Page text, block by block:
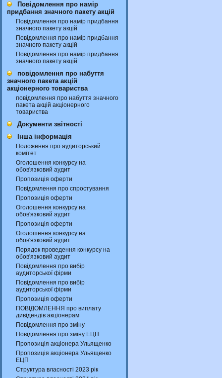
Повідомлення про намір
придбання значного пакету акцій
Повідомлення про намір придбання
значного пакету акцій
Повідомлення про намір придбання
значного пакету акцій
Повідомлення про намір придбання
значного пакету акцій
повідомлення про набуття
значного пакета акцій
акціонерного товариства
повідомлення про набуття значного
пакета акцій акціонерного
товариства
Документи звітності
Інша інформація
Положення про аудиторський
комітет
Оголошення конкурсу на
обов'язковий аудит
Пропозиція оферти
Повідомлення про спростування
Пропозиція оферти
Оголошення конкурсу на
обов'язковий аудит
Пропозиція оферти
Оголошення конкурсу на
обов'язковий аудит
Порядок проведення конкурсу на
обов'язковий аудит
Повідомлення про вибір
аудиторської фірми
Повідомлення про вибір
аудиторської фірми
Пропозиція оферти
ПОВІДОМЛЕННЯ про виплату
дивідендів акціонерам
Повідомлення про зміну
Повідомлення про зміну ЕЦП
Пропозиція акціонера Ульященко
Пропозиція акціонера Ульященко
ЕЦП
Структура власності 2023 рік